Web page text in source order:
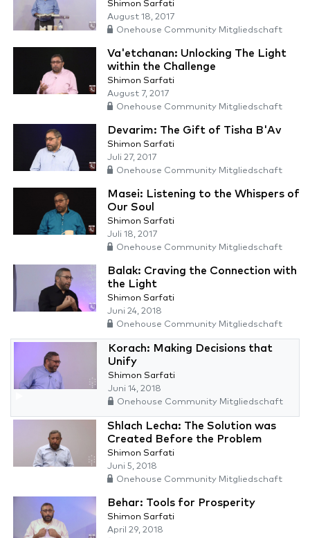
Shimon Sarfati
August 18, 2017
Onehouse Community Mitgliedschaft
Va'etchanan: Unlocking The Light
within the Challenge
Shimon Sarfati
August 7, 2017
Onehouse Community Mitgliedschaft
Devarim: The Gift of Tisha B'Av
Shimon Sarfati
Juli 27, 2017
Onehouse Community Mitgliedschaft
Masei: Listening to the Whispers of
Our Soul
Shimon Sarfati
Juli 18, 2017
Onehouse Community Mitgliedschaft
Balak: Craving the Connection with
the Light
Shimon Sarfati
Juni 24, 2018
Onehouse Community Mitgliedschaft
Korach: Making Decisions that
Unify
Shimon Sarfati
Juni 14, 2018
Onehouse Community Mitgliedschaft
Shlach Lecha: The Solution was
Created Before the Problem
Shimon Sarfati
Juni 5, 2018
Onehouse Community Mitgliedschaft
Behar: Tools for Prosperity
Shimon Sarfati
April 29, 2018